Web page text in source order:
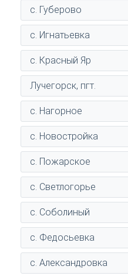
с. Губерово
с. Игнатьевка
с. Красный Яр
Лучегорск, пгт.
с. Нагорное
с. Новостройка
с. Пожарское
с. Светлогорье
с. Соболиный
с. Федосьевка
с. Александровка